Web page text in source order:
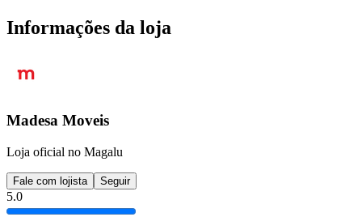
Informações da loja
Madesa Moveis
Loja oficial no Magalu
Fale com lojista Seguir
5.0